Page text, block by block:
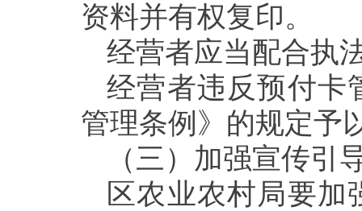
资料并有权复印。
经营者应当配合执
经营者违反预付卡
管理条例》的规定予
（三）加强宣传引
区农业农村局要